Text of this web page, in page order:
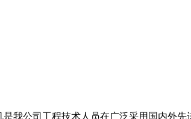
我公司工程技术人员在广泛采用国内外